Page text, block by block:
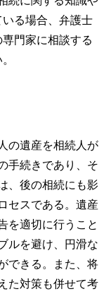
る場合、弁護士
門家に相談する
の遺産を相続人が
手続きであり、そ
、後の相続にも影
セスである。遺産
を適切に行うこと
ルを避け、円滑な
できる。また、将
た対策も併せて考